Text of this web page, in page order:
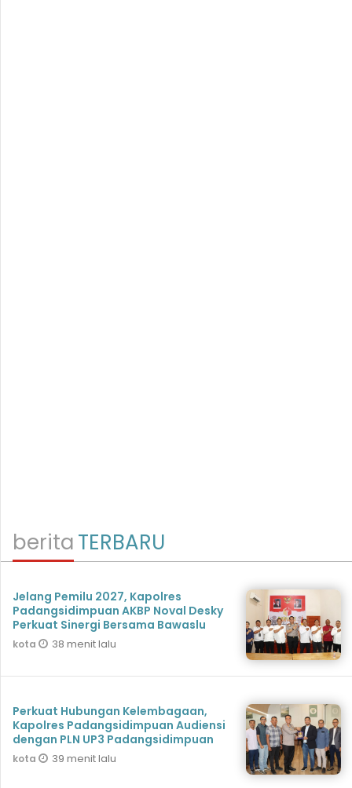
beritaTERBARU
Jelang Pemilu 2027, Kapolres
Padangsidimpuan AKBP Noval Desky
Perkuat Sinergi Bersama Bawaslu
kota 38 menit lalu
Perkuat Hubungan Kelembagaan,
Kapolres Padangsidimpuan Audiensi
dengan PLN UP3 Padangsidimpuan
kota 39 menit lalu